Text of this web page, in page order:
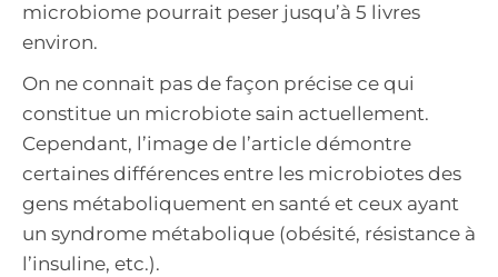
microbiome pourrait peser jusqu’à 5 livres
environ.
On ne connait pas de façon précise ce qui
constitue un microbiote sain actuellement.
Cependant, l’image de l’article démontre
certaines différences entre les microbiotes des
gens métaboliquement en santé et ceux ayant
un syndrome métabolique (obésité, résistance à
l’insuline, etc.).